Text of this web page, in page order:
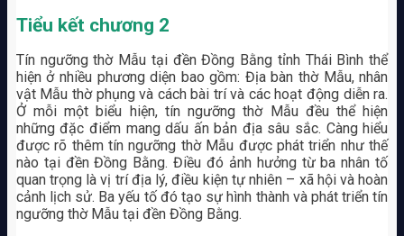
Tiểu kết chương 2
Tín ngưỡng thờ Mẫu tại đền Đồng Bằng tỉnh Thái Bình thể
hiện ở nhiều phương diện bao gồm: Địa bàn thờ Mẫu, nhân
vật Mẫu thờ phụng và cách bài trí và các hoạt động diễn ra.
Ở mỗi một biểu hiện, tín ngưỡng thờ Mẫu đều thể hiện
những đặc điểm mang dấu ấn bản địa sâu sắc. Càng hiểu
được rõ thêm tín ngưỡng thờ Mẫu được phát triển như thế
nào tại đền Đồng Bằng. Điều đó ảnh hưởng từ ba nhân tố
quan trọng là vị trí địa lý, điều kiện tự nhiên – xã hội và hoàn
cảnh lịch sử. Ba yếu tố đó tạo sự hình thành và phát triển tín
ngưỡng thờ Mẫu tại đền Đồng Bằng.